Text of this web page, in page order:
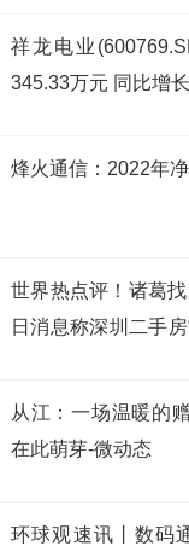
祥龙电业
345.33万元 同比增
烽火通信：2022年
世界热点评！诸葛
日消息称深圳二手
从江：一场温暖的
在此萌芽-微动态
环球观速讯丨数码